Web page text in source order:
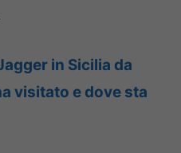
in Sicilia da
visitato e dove sta